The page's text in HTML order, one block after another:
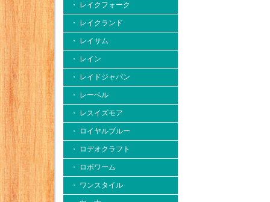
・ レイクフォーク
・ レイクランド
・ レイサム
・ レイン
・ レイドジャパン
・ レーベル
・ レスイズモア
・ ロイヤルブルー
・ ロデオクラフト
・ ロボワーム
・ ワンスタイル